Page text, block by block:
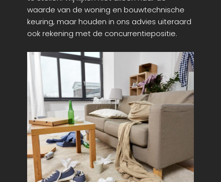
waarde van de woning en bouwtechnische
keuring, maar houden in ons advies uiteraard
ook rekening met de concurrentiepositie.